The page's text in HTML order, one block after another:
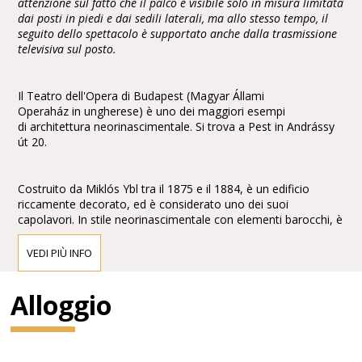
dai posti in piedi e dai sedili laterali, ma allo stesso tempo, il
seguito dello spettacolo è supportato anche dalla trasmissione
televisiva sul posto.
Il Teatro dell'Opera di Budapest (Magyar Állami
Operaház in ungherese) è uno dei maggiori esempi
di architettura neorinascimentale. Si trova a Pest in Andrássy
út 20.
Costruito da Miklós Ybl tra il 1875 e il 1884, è un edificio
riccamente decorato, ed è considerato uno dei suoi
capolavori. In stile neorinascimentale con elementi barocchi, è
arricchito con affreschi e sculture di Bertalan Székely,Mór
Than e Károly Lotz.
Di fronte alla facciata vi sono le statue di Ferenc Erkel,
compositore dell'inno nazionale, e del compositore
classicoFranz Liszt, entrambe di Alajos Stróbl.
VEDI PIÙ INFO
Alloggio